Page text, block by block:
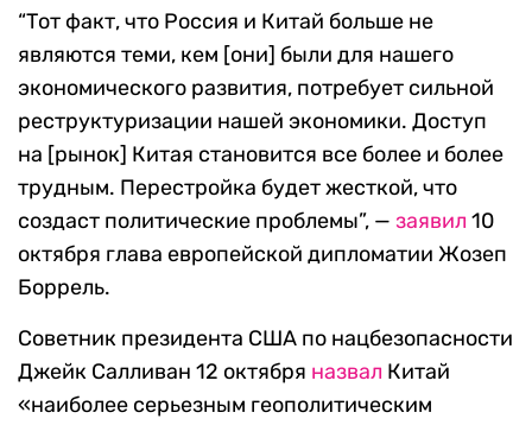
“Тот факт, что Россия и Китай больше не
являются теми, кем [они] были для нашего
экономического развития, потребует сильной
реструктуризации нашей экономики. Доступ
на [рынок] Китая становится все более и более
трудным. Перестройка будет жесткой, что
создаст политические проблемы”, — заявил 10
октября глава европейской дипломатии Жозеп
Боррель.
Советник президента США по нацбезопасности
Джейк Салливан 12 октября назвал Китай
«наиболее серьезным геополитическим